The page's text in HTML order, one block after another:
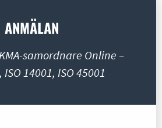
ANMÄLAN
samordnare Online –
ISO 14001, ISO 45001